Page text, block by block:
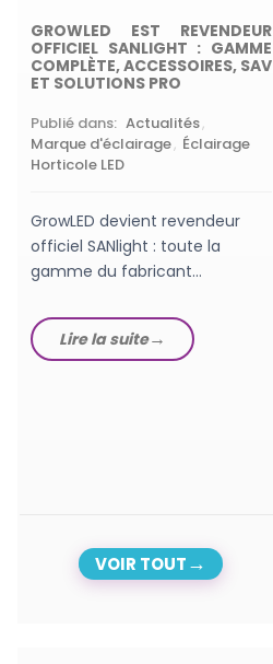
GROWLED EST REVENDEUR
OFFICIEL SANLIGHT : GAMME
COMPLÈTE, ACCESSOIRES, SAV
ET SOLUTIONS PRO
Publié dans: Actualités,
Marque d'éclairage, Éclairage
Horticole LED
GrowLED devient revendeur
officiel SANlight : toute la
gamme du fabricant
luminaires EVO aux...
Lire la suite
VOIR TOUT